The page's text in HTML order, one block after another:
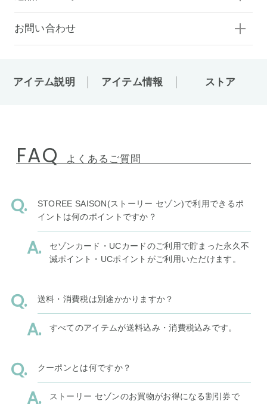
お問い合わせ
アイテム説明 アイテム情報 ストア
FAQ よくあるご質問
STOREE SAISON(ストーリー セゾン)で利用できるポ
イントは何のポイントですか？
セゾンカード・UCカードのご利用で貯まった永久不
滅ポイント・UCポイントがご利用いただけます。
送料・消費税は別途かかりますか？
すべてのアイテムが送料込み・消費税込みです。
クーポンとは何ですか？
ストーリー セゾンのお買物がお得になる割引券で